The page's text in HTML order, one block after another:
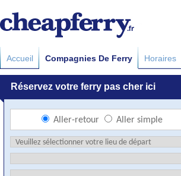
Accueil Compagnies De Ferry Horaires